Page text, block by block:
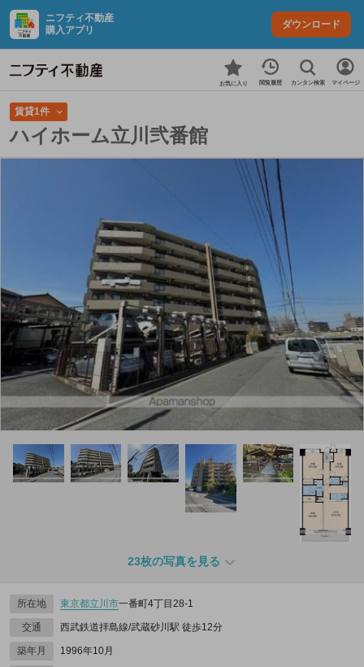
ニフティ不動産
購入アプリ
ダウンロード
お気に入り 閲覧履歴 カンタン検索 マイページ
賃貸1件
ハイホーム立川弐番館
23枚の写真を見る
所在地 東京都立川市一番町4丁目28-1
交通 西武鉄道拝島線/武蔵砂川駅 徒歩12分
築年月 1996年10月